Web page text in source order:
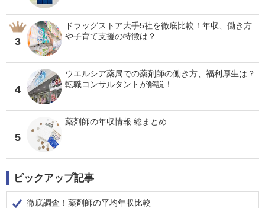
3
ドラッグストア大手5社を徹底比較！年収、働き方
や子育て支援の特徴は？
4
ウエルシア薬局での薬剤師の働き方、福利厚生は？
転職コンサルタントが解説！
5
薬剤師の年収情報 総まとめ
ピックアップ記事
徹底調査！薬剤師の平均年収比較